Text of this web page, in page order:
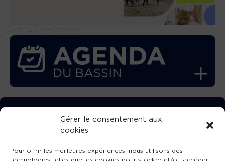
Gérer le consentement aux
cookies
Pour offrir les meilleures expériences, nous utilisons des
TÉLÉCHARGEZ GRATUITEMENT
L’APPLICATION TVBA !